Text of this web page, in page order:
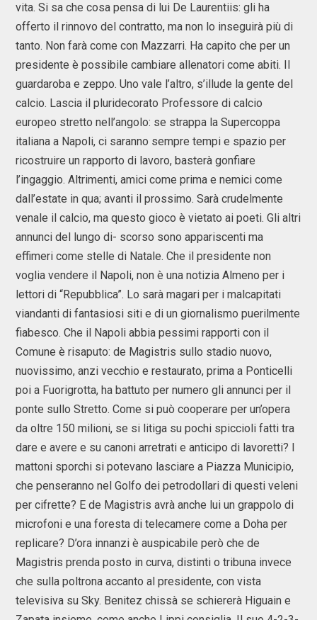
vita. Si sa che cosa pensa di lui De Laurentiis: gli ha
offerto il rinnovo del contratto, ma non lo inseguirà più di
tanto. Non farà come con Mazzarri. Ha capito che per un
presidente è possibile cambiare allenatori come abiti. Il
guardaroba e zeppo. Uno vale l’altro, s’illude la gente del
calcio. Lascia il pluridecorato Professore di calcio
europeo stretto nell’angolo: se strappa la Supercoppa
italiana a Napoli, ci saranno sempre tempi e spazio per
ricostruire un rapporto di lavoro, basterà gonfiare
l’ingaggio. Altrimenti, amici come prima e nemici come
dall’estate in qua; avanti il prossimo. Sarà crudelmente
venale il calcio, ma questo gioco è vietato ai poeti. Gli altri
annunci del lungo di- scorso sono appariscenti ma
effimeri come stelle di Natale. Che il presidente non
voglia vendere il Napoli, non è una notizia Almeno per i
lettori di “Repubblica”. Lo sarà magari per i malcapitati
viandanti di fantasiosi siti e di un giornalismo puerilmente
fiabesco. Che il Napoli abbia pessimi rapporti con il
Comune è risaputo: de Magistris sullo stadio nuovo,
nuovissimo, anzi vecchio e restaurato, prima a Ponticelli
poi a Fuorigrotta, ha battuto per numero gli annunci per il
ponte sullo Stretto. Come si può cooperare per un’opera
da oltre 150 milioni, se si litiga su pochi spiccioli fatti tra
dare e avere e su canoni arretrati e anticipo di lavoretti? I
mattoni sporchi si potevano lasciare a Piazza Municipio,
che penseranno nel Golfo dei petrodollari di questi veleni
per cifrette? E de Magistris avrà anche lui un grappolo di
microfoni e una foresta di telecamere come a Doha per
replicare? D’ora innanzi è auspicabile però che de
Magistris prenda posto in curva, distinti o tribuna invece
che sulla poltrona accanto al presidente, con vista
televisiva su Sky. Benitez chissà se schiererà Higuain e